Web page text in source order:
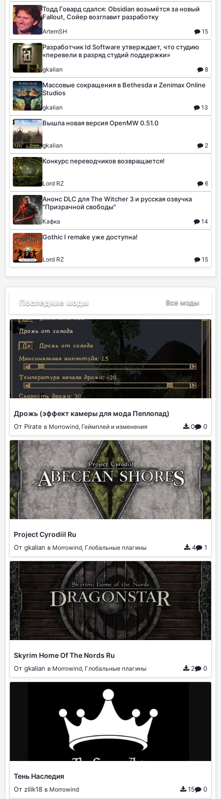
Тодд Говард сдался: Obsidian возьмётся за новый
Fallout, Сойер возглавит разработку
ArtemSH 15
Разработчик Id Software утверждает, что студию
«перевели в разряд студий поддержки»
gkalian 8
Массовые сокращения в Bethesda и Zenimax Online
Studios
gkalian 13
Вышла новая версия OpenMW 0.51.0
gkalian 2
Конкурс переводчиков возвращается!
Lord RZ 6
Анонс DLC для The Witcher 3 и русская озвучка
"Призрачной свободы"
Кафкa 14
Gothic I remake уже доступна!
Lord RZ 15
Последние моды Все моды
Дрожь (эффект камеры для мода Пеплопад)
От Pirate в Morrowind, Геймплей и изменения 0 0
Project Cyrodiil Ru
От gkalian в Morrowind, Глобальные плагины 4 1
Skyrim Home Of The Nords Ru
От gkalian в Morrowind, Глобальные плагины 2 0
Тень Наследия
От zilik18 в Morrowind 15 0